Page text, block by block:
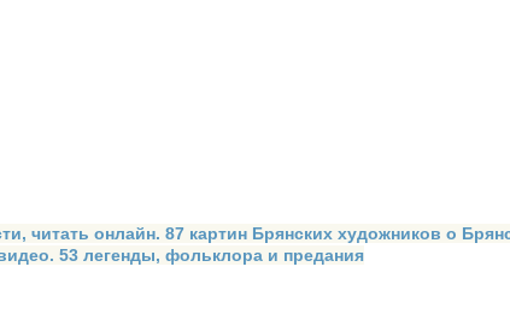
читать онлайн. 87 картин Брянских художников о
53 легенды, фольклора и предания